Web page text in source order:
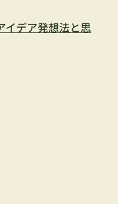
イデア発想法と思